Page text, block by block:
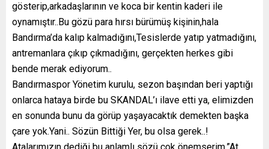
gösterip,arkadaşlarının ve koca bir kentin kaderi ile
oynamıştır..Bu gözü para hırsı bürümüş kişinin,hala
Bandırma’da kalıp kalmadığını,Tesislerde yatıp yatmadığını,
antremanlara çıkıp çıkmadığını, gerçekten herkes gibi
bende merak ediyorum..
Bandırmaspor Yönetim kurulu, sezon başından beri yaptığı
onlarca hataya birde bu SKANDAL’ı ilave etti ya, elimizden
en sonunda bunu da görüp yaşayacaktık demekten başka
çare yok.Yani.. Sözün Bittiği Yer, bu olsa gerek..!